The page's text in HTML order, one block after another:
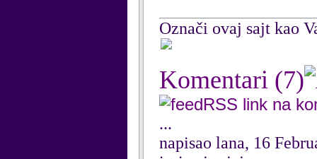
Označi ovaj sajt kao
Komentari (7)
RSS link na
...
napisao lana, 16